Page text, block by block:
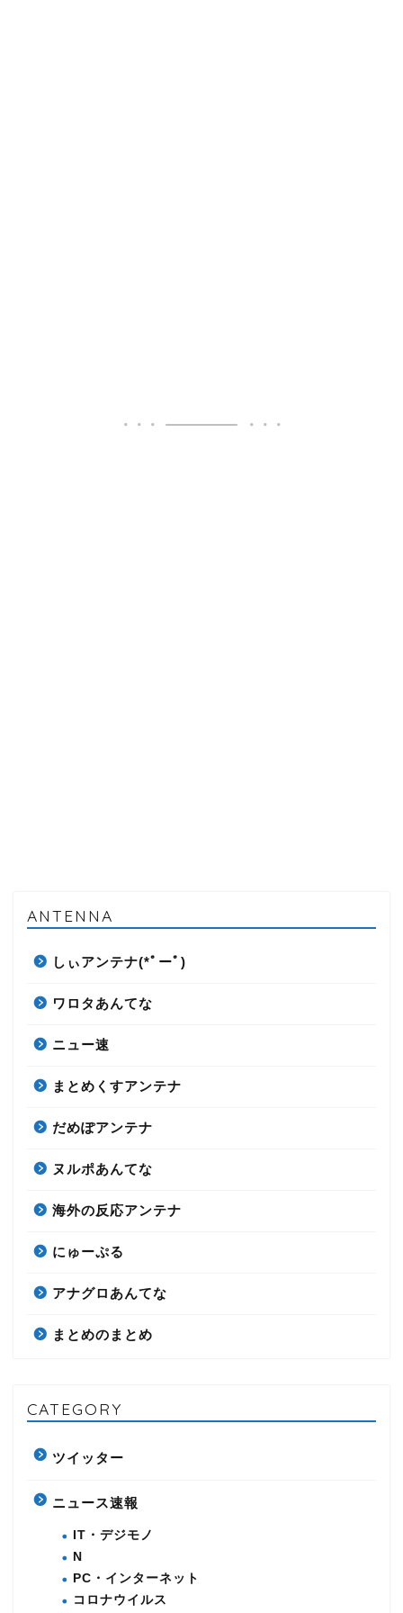
ANTENNA
しぃアンテナ(*ﾟーﾟ)
ワロタあんてな
ニュー速
まとめくすアンテナ
だめぽアンテナ
ヌルポあんてな
海外の反応アンテナ
にゅーぷる
アナグロあんてな
まとめのまとめ
CATEGORY
ツイッター
ニュース速報
IT・デジモノ
N
PC・インターネット
コロナウイルス